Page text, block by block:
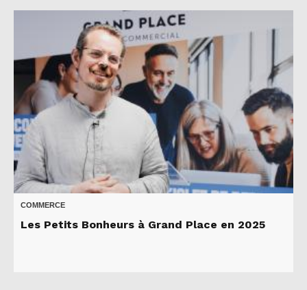
COMMERCE
Les Petits Bonheurs à Grand Place en 2025